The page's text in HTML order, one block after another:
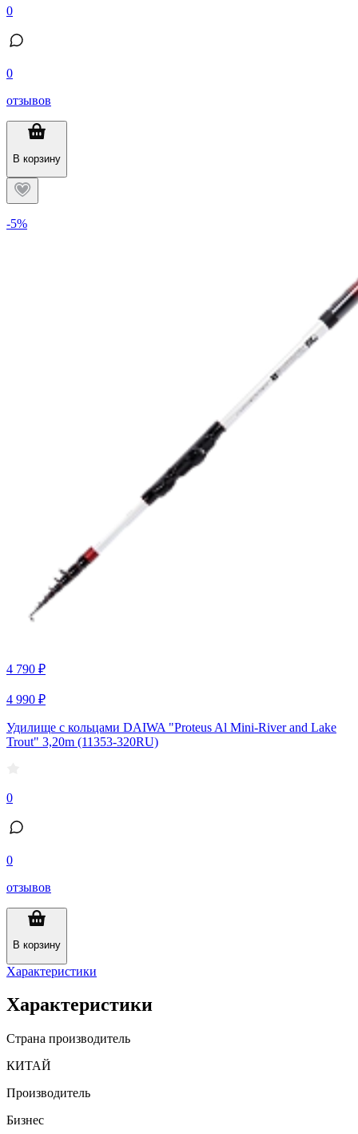
0
0
отзывов
В корзину
-5%
4 790 ₽
4 990 ₽
Удилище с кольцами DAIWA "Proteus Al Mini-River and Lake
Trout" 3,20m (11353-320RU)
0
0
отзывов
В корзину
Характеристики
Характеристики
Страна производитель
КИТАЙ
Производитель
Бизнес